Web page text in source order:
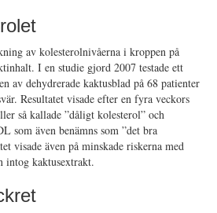
av kolesterolnivåerna i kroppen på
I en studie gjord 2007 testade ett
av dehydrerade kaktusblad på 68 patienter
Resultatet visade efter en fyra veckors
så kallade ”dåligt kolesterol” och
som även benämns som ”det bra
visade även på minskade riskerna med
intog kaktusextrakt.